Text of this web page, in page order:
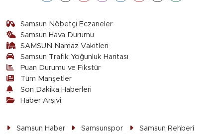
Samsun Nöbetçi Eczaneler
Samsun Hava Durumu
SAMSUN Namaz Vakitleri
Samsun Trafik Yoğunluk Haritası
Puan Durumu ve Fikstür
Tüm Manşetler
Son Dakika Haberleri
Haber Arşivi
Samsun Haber Samsunspor
Samsun Rehberi